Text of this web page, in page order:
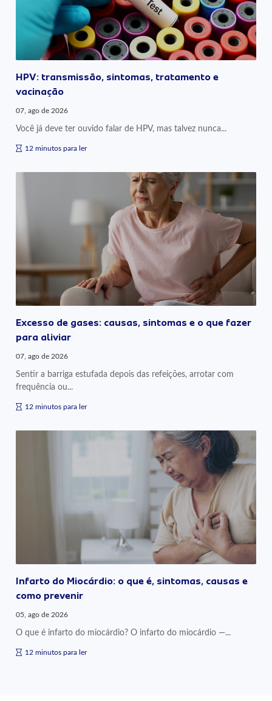
HPV: transmissão, sintomas, tratamento e
vacinação
07, ago de 2026
Você já deve ter ouvido falar de HPV, mas talvez nunca...
12 minutos para ler
Excesso de gases: causas, sintomas e o que fazer
para aliviar
07, ago de 2026
Sentir a barriga estufada depois das refeições, arrotar com
frequência ou...
12 minutos para ler
Infarto do Miocárdio: o que é, sintomas, causas e
como prevenir
05, ago de 2026
O que é infarto do miocárdio? O infarto do miocárdio —...
12 minutos para ler